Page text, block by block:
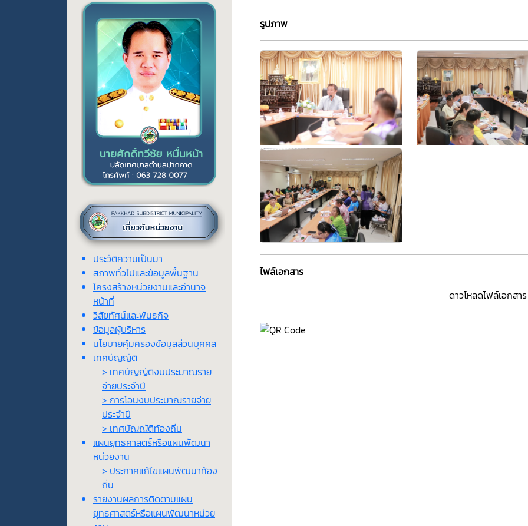
ประวัติความเป็นมา
สภาพทั่วไปและข้อมูลพื้นฐาน
โครงสร้างหน่วยงานและอำนาจ
หน้าที่
วิสัยทัศน์และพันธกิจ
ข้อมูลผู้บริหาร
นโยบายคุ้มครองข้อมูลส่วนบุคคล
เทศบัญญัติ
> เทศบัญญัติงบประมาณราย
จ่ายประจำปี
> การโอนงบประมาณรายจ่าย
ประจำปี
> เทศบัญญัติท้องถิ่น
แผนยุทธศาสตร์หรือแผนพัฒนา
หน่วยงาน
> ประกาศแก้ไขแผนพัฒนาท้อง
ถิ่น
รายงานผลการติดตามแผน
ยุทธศาสตร์หรือแผนพัฒนาหน่วย
รูปภาพ
ไฟล์เอกสาร
ดาวโหลดไฟล์เอกสาร